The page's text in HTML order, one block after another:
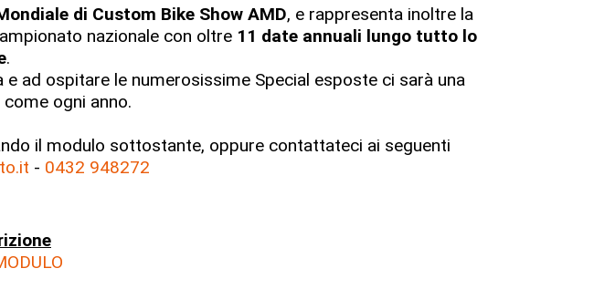
di Custom Bike Show AMD, e rappresenta inoltre la
nazionale con oltre 11 date annuali lungo tutto lo
.
ad ospitare le numerosissime Special esposte ci sarà una
ogni anno.
il modulo sottostante, oppure contattateci ai seguenti
- 0432 948272